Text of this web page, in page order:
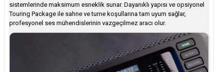
sistemlerinde maksimum esneklik sunar. Dayanıklı yapısı ve opsiyonel
Touring Package ile sahne ve turne koşullarına tam uyum sağlar,
profesyonel ses mühendislerinin vazgeçilmez aracı olur.